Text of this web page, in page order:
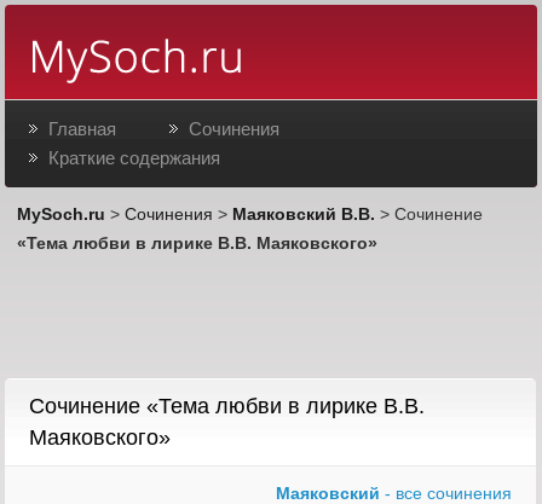
Главная
Сочинения
Краткие содержания
MySoch.ru >Сочинения > Маяковский В.В. > Сочинение
«Тема любви в лирике В.В. Маяковского»
Сочинение «Тема любви в лирике В.В.
Маяковского»
Маяковский - все сочинения